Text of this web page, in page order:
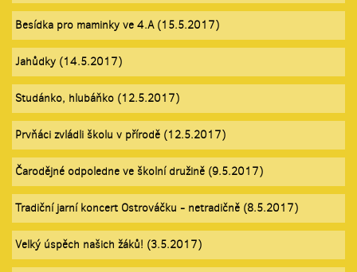
Besídka pro maminky ve 4.A (15.5.2017)
Jahůdky (14.5.2017)
Studánko, hlubáňko (12.5.2017)
Prvňáci zvládli školu v přírodě (12.5.2017)
Čarodějné odpoledne ve školní družině (9.5.2017)
Tradiční jarní koncert Ostrováčku - netradičně (8.5.2017)
Velký úspěch našich žáků! (3.5.2017)